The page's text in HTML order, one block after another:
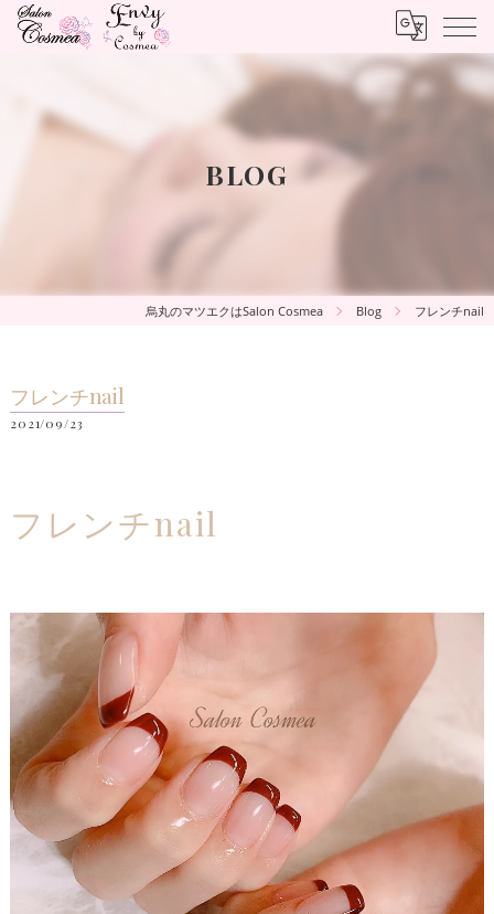
BLOG
烏丸のマツエクはSalon Cosmea Blog フレンチnail
フレンチnail
2021/09/23
フレンチnail